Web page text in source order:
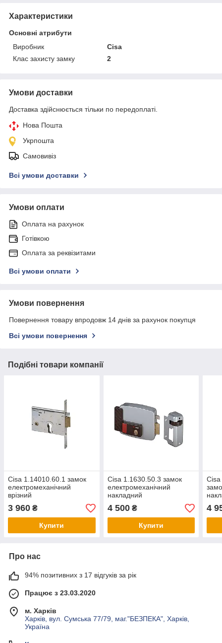
Характеристики
Основні атрибути
Виробник
Cisa
Клас захисту замку
2
Умови доставки
Доставка здійснюється тільки по передоплаті.
Нова Пошта
Укрпошта
Самовивіз
Всі умови доставки
Умови оплати
Оплата на рахунок
Готівкою
Оплата за реквізитами
Всі умови оплати
Умови повернення
Повернення товару впродовж 14 днів за рахунок покупця
Всі умови повернення
Подібні товари компанії
Cisa 1.14010.60.1 замок
електромеханічний
врізний
3 960 ₴
Купити
Cisa 1.1630.50.3 замок
електромеханічний
накладний
4 500₴
Купити
4
Про нас
94% позитивних з 17 відгуків за рік
Працює з 23.03.2020
м. Харків
Харків, вул. Сумська 77/79, маг."БЕЗПЕКА", Харків,
Україна